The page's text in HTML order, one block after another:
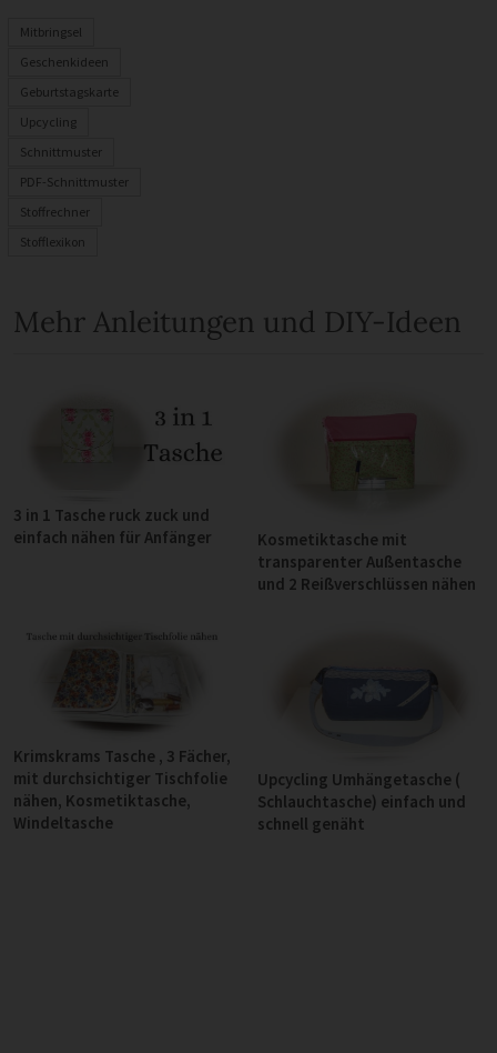
Mitbringsel
Geschenkideen
Geburtstagskarte
Upcycling
Schnittmuster
PDF-Schnittmuster
Stoffrechner
Stofflexikon
Mehr Anleitungen und DIY-Ideen
3 in 1 Tasche ruck zuck und
einfach nähen für Anfänger
Kosmetiktasche mit
transparenter Außentasche
und 2 Reißverschlüssen nähen
Krimskrams Tasche , 3 Fächer,
mit durchsichtiger Tischfolie
nähen, Kosmetiktasche,
Windeltasche
Upcycling Umhängetasche (
Schlauchtasche) einfach und
schnell genäht